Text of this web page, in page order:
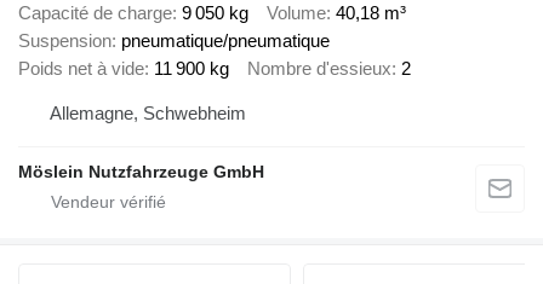
Capacité de charge 9 050 kg Volume 40,18 m³
Suspension pneumatique/pneumatique
Poids net à vide 11 900 kg Nombre d'essieux 2
Allemagne, Schwebheim
Möslein Nutzfahrzeuge GmbH